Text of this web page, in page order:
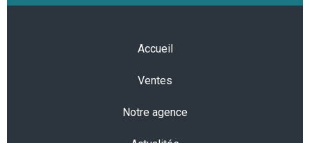
Accueil
Ventes
Notre agence